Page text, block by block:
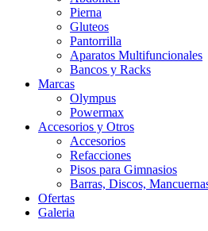
Pierna
Gluteos
Pantorrilla
Aparatos Multifuncionales
Bancos y Racks
Marcas
Olympus
Powermax
Accesorios y Otros
Accesorios
Refacciones
Pisos para Gimnasios
Barras, Discos,
Ofertas
Galeria